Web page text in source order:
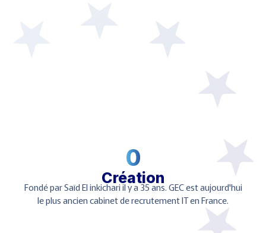
0
Création
Fondé par Saïd El inkichari il y a 35 ans. GEC est aujourd'hui
le plus ancien cabinet de recrutement IT en France.